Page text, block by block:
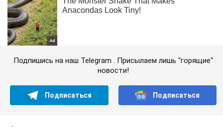
Подпишись на наш Telegram . Присылаем лишь "горящие"
новости!
Подписаться Подписаться